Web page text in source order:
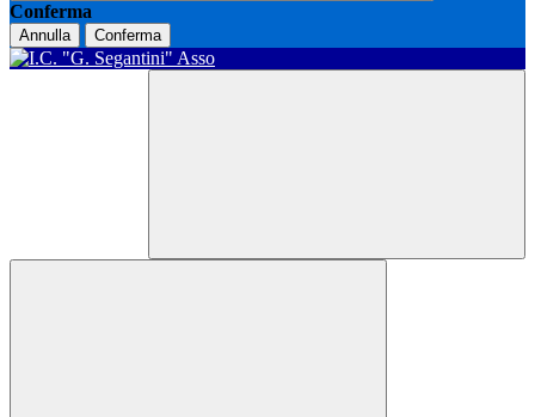
Conferma
Annulla Conferma